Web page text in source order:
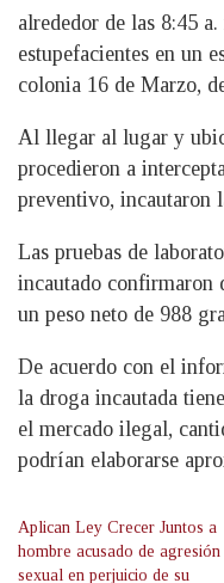
alrededor de las 8:45
estupefacientes en un
colonia 16 de Marzo,
Al llegar al lugar y
procedieron a
preventivo, incautaron
Las pruebas de
incautado confirmaron
un peso neto de 988
De acuerdo con el
la droga incautada
el mercado ilegal,
podrían elaborarse
Aplican Ley Crecer Juntos a
hombre acusado de agresión
sexual en perjuicio de su